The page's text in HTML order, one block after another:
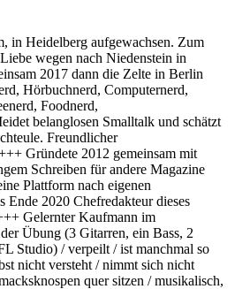
in Heidelberg aufgewachsen. Zum
wegen nach Niedenstein in
2017 dann die Zelte in Berlin
Hörbuchnerd, Computernerd,
Foodnerd,
belanglosen Smalltalk und schätzt
Freundlicher
Gründete 2012 gemeinsam mit
Schreiben für andere Magazine
Plattform nach eigenen
Ende 2020 Chefredakteur dieses
Gelernter Kaufmann im
Übung (3 Gitarren, ein Bass, 2
Studio) / verpeilt / ist manchmal so
nicht versteht / nimmt sich nicht
quer sitzen / musikalisch,